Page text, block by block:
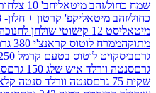
מיטאלי
קפ'
קראנצ'י 380 גרם
בטעם קרמל 250 גרם
איש שלג 150 גרם
סנטה וורלד
סנטה וורלד סנטה קלאוס שקית 108 גרם